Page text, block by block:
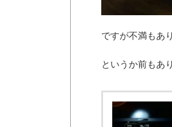
ですが不満もあ
というか前もあ